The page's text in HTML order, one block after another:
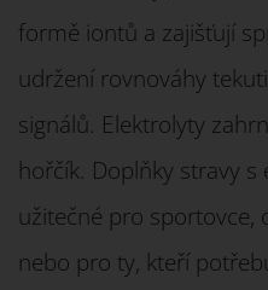
formě iontů a zajišťují
udržení rovnováhy
signálů. Elektrolyty
hořčík. Doplňky stravy
užitečné pro sportovce,
nebo pro ty, kteří